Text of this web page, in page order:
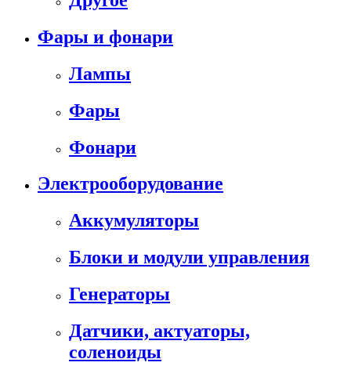
Фары и фонари
Лампы
Фары
Фонари
Электрооборудование
Аккумуляторы
Блоки и модули управления
Генераторы
Датчики, актуаторы,
соленоиды